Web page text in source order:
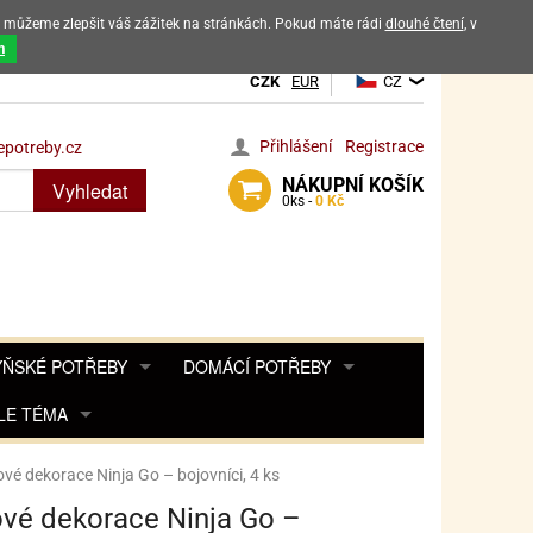
výrobků
CZK EUR CZ
Přihlášení Registrace
NÁKUPNÍ KOŠÍK
0 ks - 0 Kč
Vyhledat
POTŘEBY
KOŘENKY
DESINFEKCE, OCHRANA
KÁVOVARŮ
DOMÁCÍ POTŘEBY
DROBNOSTI DO DOMÁCNOSTI
KOŠÍKY
TÉMA
POHÁDKY A HRYPRO FANOUŠKY ANGRY BIRDS
PRO FANOUŠKY BARBIE
NAROZENINOVÉ SVÍČKY
dekorace Ninja Go – bojovníci, 4 ks
dekorace Ninja Go –
zlepšit váš zážitek na stránkách. Pokud máte rádi dlouhé čtení, v